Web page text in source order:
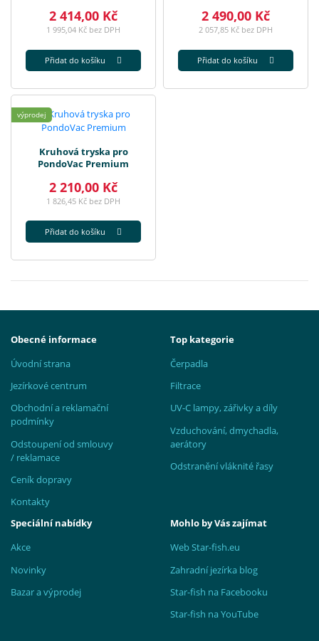
2 414,00 Kč
1 995,04 Kč bez DPH
Přidat do košíku
2 490,00 Kč
2 057,85 Kč bez DPH
Přidat do košíku
výprodej
Kruhová tryska pro
PondoVac Premium
2 210,00 Kč
1 826,45 Kč bez DPH
Přidat do košíku
Obecné informace
Úvodní strana
Jezírkové centrum
Obchodní a reklamační
podmínky
Odstoupení od smlouvy
/ reklamace
Ceník dopravy
Kontakty
Top kategorie
Čerpadla
Filtrace
UV-C lampy, zářivky a díly
Vzduchování, dmychadla,
aerátory
Odstranění vláknité řasy
Speciální nabídky
Akce
Novinky
Bazar a výprodej
Mohlo by Vás zajímat
Web Star-fish.eu
Zahradní jezírka blog
Star-fish na Facebooku
Star-fish na YouTube